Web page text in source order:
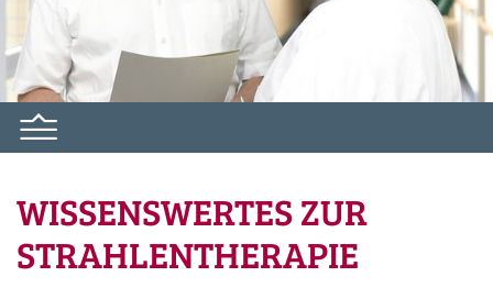
WISSENSWERTES ZUR
STRAHLENTHERAPIE